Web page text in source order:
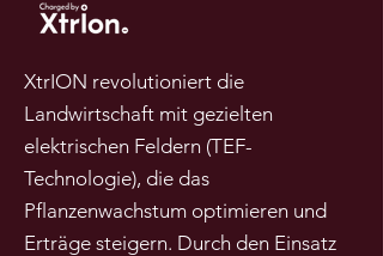
XtrION revolutioniert die
Landwirtschaft mit gezielten
elektrischen Feldern (TEF-
Technologie), die das
Pflanzenwachstum optimieren und
Erträge steigern. Durch den Einsatz